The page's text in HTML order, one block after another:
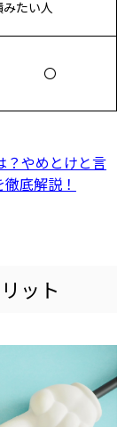
みたい人
〇
？やめとけと言
底解説！
ット